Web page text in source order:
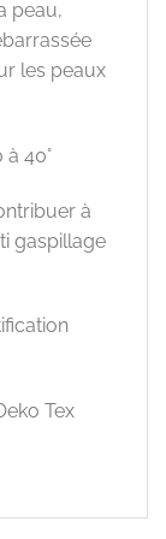
peau,
les peaux
40°
à
gaspillage
Tex